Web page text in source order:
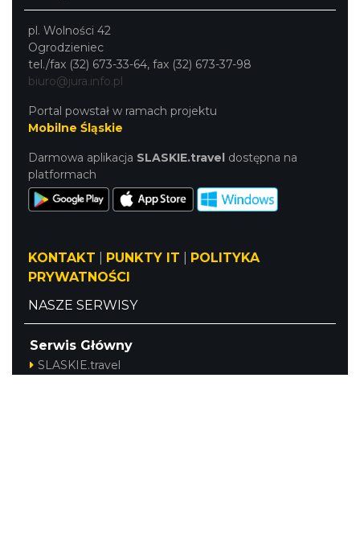
pl. Wolności 42
Ogrodzieniec
tel./fax (32) 673-33-64, fax (32) 673-37-98
biuro@jura.info.pl
Portal powstał w ramach projektu
Mobilne Śląskie
Darmowa aplikacja SLASKIE.travel dostępna na
platformach
KONTAKT PUNKTY IT
POLITYKA
PRYWATNOŚCI
NASZE SERWISY
Serwis Główny
SLASKIE.travel